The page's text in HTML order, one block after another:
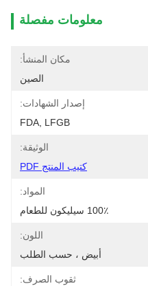
معلومات مفصلة
مكان المنشأ:
الصين
إصدار الشهادات:
FDA, LFGB
الوثيقة:
كتيب المنتج PDF
المواد:
100٪ سيليكون للطعام
اللون:
أبيض ، حسب الطلب
ثقوب الصرف: